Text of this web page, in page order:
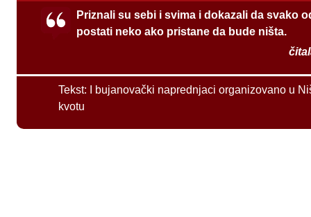
Priznali su sebi i svima i dokazali da svako
postati neko ako pristane da bude ništa.
Tekst:
I bujanovački naprednjaci organizovano u
kvotu